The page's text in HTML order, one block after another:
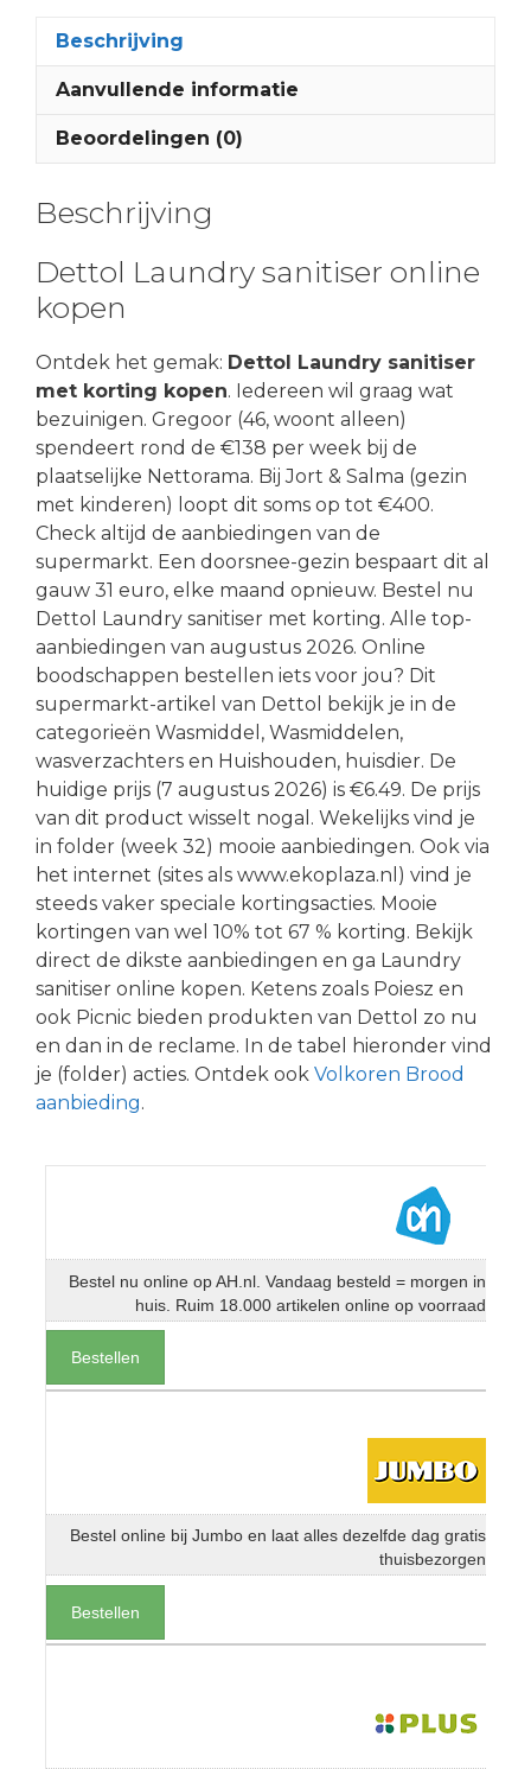
Beschrijving
Aanvullende informatie
Beoordelingen (0)
Beschrijving
Dettol Laundry sanitiser online
kopen
Ontdek het gemak: Dettol Laundry sanitiser
met korting kopen. Iedereen wil graag wat
bezuinigen. Gregoor (46, woont alleen)
spendeert rond de €138 per week bij de
plaatselijke Nettorama. Bij Jort & Salma (gezin
met kinderen) loopt dit soms op tot €400.
Check altijd de aanbiedingen van de
supermarkt. Een doorsnee-gezin bespaart dit al
gauw 31 euro, elke maand opnieuw. Bestel nu
Dettol Laundry sanitiser met korting. Alle top-
aanbiedingen van augustus 2026. Online
boodschappen bestellen iets voor jou? Dit
supermarkt-artikel van Dettol bekijk je in de
categorieën Wasmiddel, Wasmiddelen,
wasverzachters en Huishouden, huisdier. De
huidige prijs (7 augustus 2026) is €6.49. De prijs
van dit product wisselt nogal. Wekelijks vind je
in folder (week 32) mooie aanbiedingen. Ook via
het internet (sites als www.ekoplaza.nl) vind je
steeds vaker speciale kortingsacties. Mooie
kortingen van wel 10% tot 67 % korting. Bekijk
direct de dikste aanbiedingen en ga Laundry
sanitiser online kopen. Ketens zoals Poiesz en
ook Picnic bieden produkten van Dettol zo nu
en dan in de reclame. In de tabel hieronder vind
je (folder) acties. Ontdek ook Volkoren Brood
aanbieding.
Bestel nu online op AH.nl. Vandaag besteld = morgen in
huis. Ruim 18.000 artikelen online op voorraad
Bestellen
Bestel online bij Jumbo en laat alles dezelfde dag gratis
thuisbezorgen
Bestellen